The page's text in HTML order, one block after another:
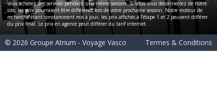
vous achetez des services pendant une même session. Si vous vous déconnectez de notre
site, les prix pourraient être différents lors de votre prochaine session. Notre moteur de
recherche étant constamment mis à jour, les prix affichés à l’étape 1 et 2 peuvent différer
du prix final. Le prix en agence peut différer du tarif internet.
© 2026 Groupe Atrium - Voyage Vasco Termes & Conditions